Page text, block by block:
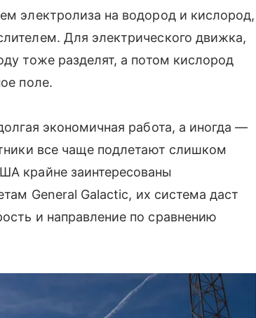
электролиза на водород и кислород,
Для электрического движка,
тоже разделят, а потом кислород
поле.
экономичная работа, а иногда —
все чаще подлетают слишком
крайне заинтересованы
General Galactic, их система даст
и направление по сравнению